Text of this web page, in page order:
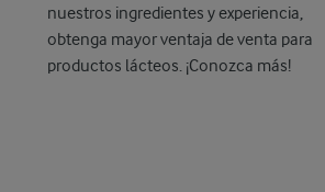
nuestros ingredientes y experiencia,
obtenga mayor ventaja de venta para
productos lácteos. ¡Conozca más!